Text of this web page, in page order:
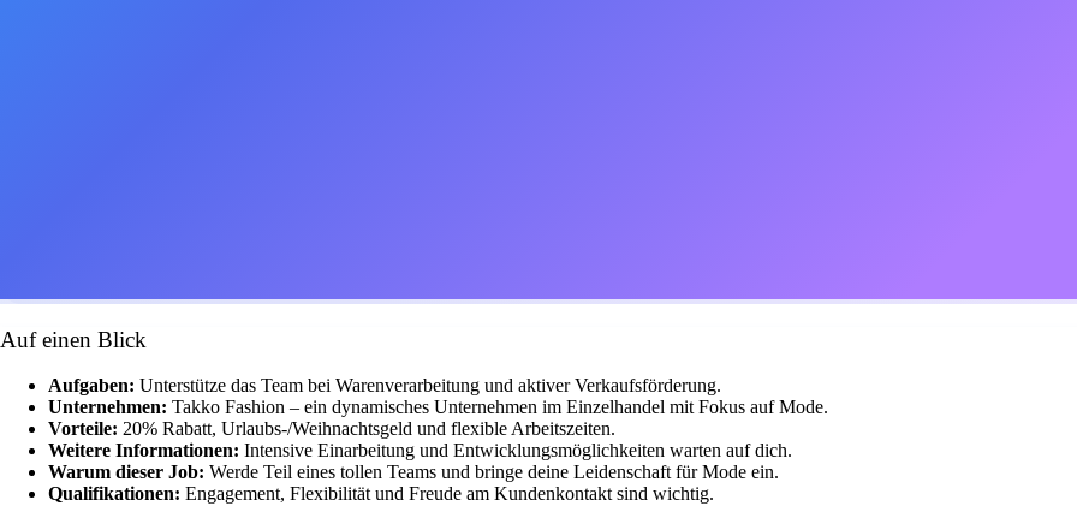
Auf einen Blick
Aufgaben: Unterstütze das Team bei Warenverarbeitung und aktiver Verkaufsförderung.
Unternehmen: Takko Fashion – ein dynamisches Unternehmen im Einzelhandel mit Fokus auf Mode.
Vorteile: 20% Rabatt, Urlaubs-/Weihnachtsgeld und flexible Arbeitszeiten.
Weitere Informationen: Intensive Einarbeitung und Entwicklungsmöglichkeiten warten auf dich.
Warum dieser Job: Werde Teil eines tollen Teams und bringe deine Leidenschaft für Mode ein.
Qualifikationen: Engagement, Flexibilität und Freude am Kundenkontakt sind wichtig.